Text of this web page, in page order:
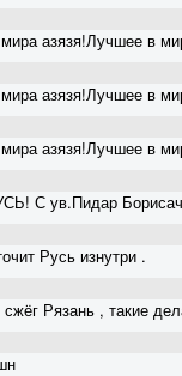
азязя!Лучшее в
азязя!Лучшее в
азязя!Лучшее в
С ув.Пидар Борисач
Русь изнутри .
Рязань , такие